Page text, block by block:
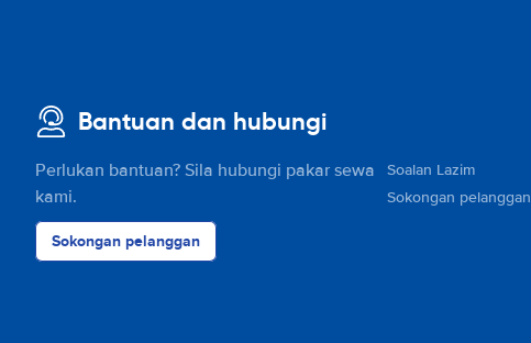
Bantuan dan hubungi
Perlukan bantuan? Sila hubungi pakar sewa
kami.
Sokongan pelanggan
Soalan Lazim
Sokongan pelanggan